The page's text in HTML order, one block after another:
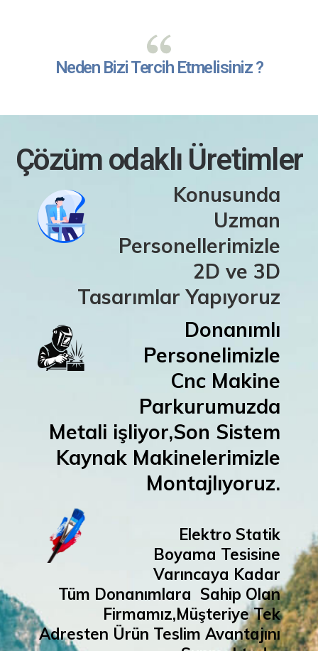
Neden Bizi Tercih Etmelisiniz ?
Çözüm odaklı Üretimler
Konusunda
Uzman
Personellerimizle
2D ve 3D
Tasarımlar Yapıyoruz
Donanımlı
Personelimizle
Cnc Makine
Parkurumuzda
Metali işliyor,Son Sistem
Kaynak Makinelerimizle
Montajlıyoruz.
Elektro Statik
Boyama Tesisine
Varıncaya Kadar
Tüm Donanımlara Sahip Olan
Firmamız,Müşteriye Tek
Adresten Ürün Teslim Avantajını